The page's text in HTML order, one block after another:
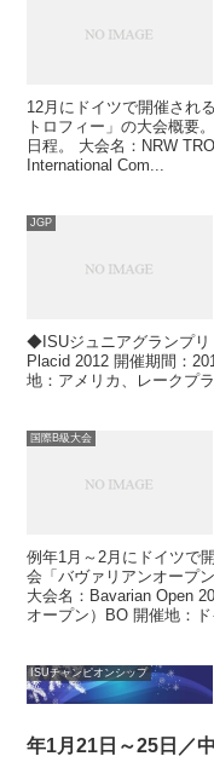
12月にドイツで開催され
トロフィー」の大会概要
日程。 大会名：NRW
International Com...
JGP
◆ISUジュニアグランプ
Placid 2012 開催期間：
地：アメリカ、レークプ
国際B級大会
例年1月～2月にドイツで
会「バヴァリアンオープ
大会名：Bavarian Open
オープン）BO 開催地：ド
ISUチャンピオンシップ
年1月21日～25日／